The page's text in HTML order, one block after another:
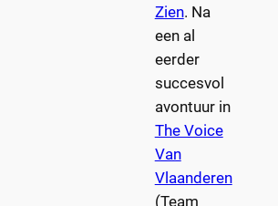
Zien. Na
een al
eerder
succesvol
avontuur in
The Voice
Van
Vlaanderen
(Team